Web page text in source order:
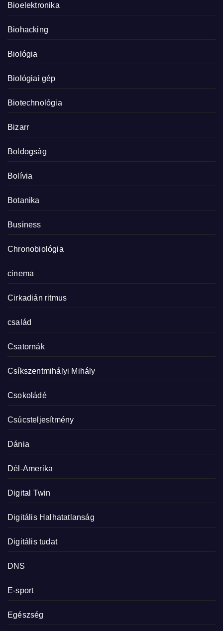
Bioelektronika
Biohacking
Biológia
Biológiai gép
Biotechnológia
Bizarr
Boldogság
Bolívia
Botanika
Business
Chronobiológia
cinema
Cirkadián ritmus
család
Csatornák
Csíkszentmihályi Mihály
Csokoládé
Csúcsteljesítmény
Dánia
Dél-Amerika
Digital Twin
Digitális Halhatatlanság
Digitális tudat
DNS
E-sport
Egészség